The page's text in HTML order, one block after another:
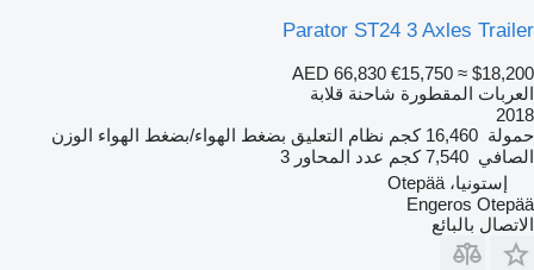
Parator ST24 3 Axles Trailer
AED 66,830 €15,750 ≈ $18,200
العربات المقطورة شاحنة قلابة
2018
حمولة 16,460 كجم نظام التعليق بضغط الهواء/بضغط الهواء الوزن
الصافي 7,540 كجم عدد المحاور 3
إستونيا، Otepää
Engeros Otepää
الاتصال بالبائع